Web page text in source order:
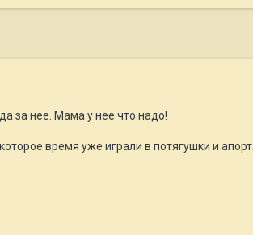
за нее. Мама у нее что надо!
время уже играли в потягушки и апорт.